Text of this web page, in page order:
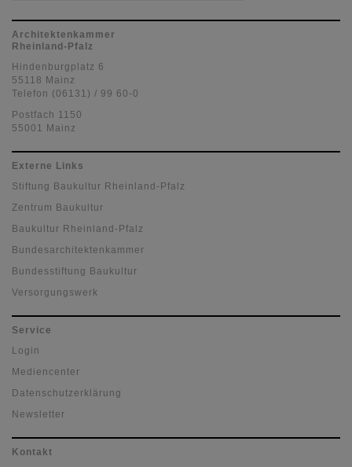
Architektenkammer
Rheinland-Pfalz
Hindenburgplatz 6
55118 Mainz
Telefon (06131) / 99 60-0
Postfach 1150
55001 Mainz
Externe Links
Stiftung Baukultur Rheinland-Pfalz
Zentrum Baukultur
Baukultur Rheinland-Pfalz
Bundesarchitektenkammer
Bundesstiftung Baukultur
Versorgungswerk
Service
Login
Mediencenter
Datenschutzerklärung
Newsletter
Kontakt